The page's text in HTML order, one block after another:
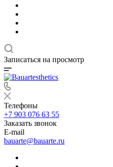
Записаться на просмотр
Телефоны
+7 903 076 63 55
Заказать звонок
E-mail
bauarte@bauarte.ru